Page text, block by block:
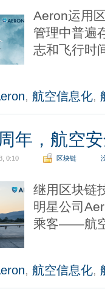
Aeron运用
管理中普遍
志和飞行时
, 航空信息化,
年，航空
0:10 区块链
继用区块链
明星公司
乘客——航
, 航空信息化,